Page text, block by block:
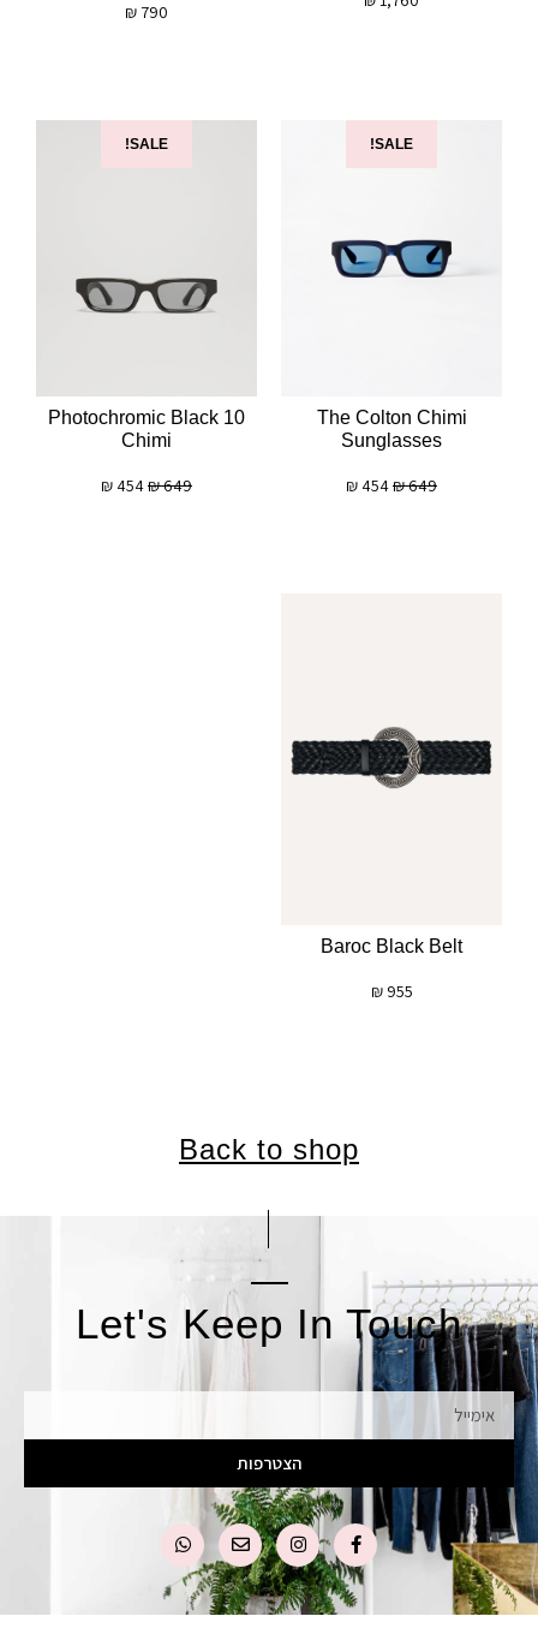
790
₪
SALE!
The Colton Chimi
Sunglasses
649
₪
454
₪
SALE!
10 Photochromic Black
Chimi
649
₪
454
₪
Baroc Black Belt
955
₪
Back to shop
Let's Keep In Touch
אימייל
הצטרפות